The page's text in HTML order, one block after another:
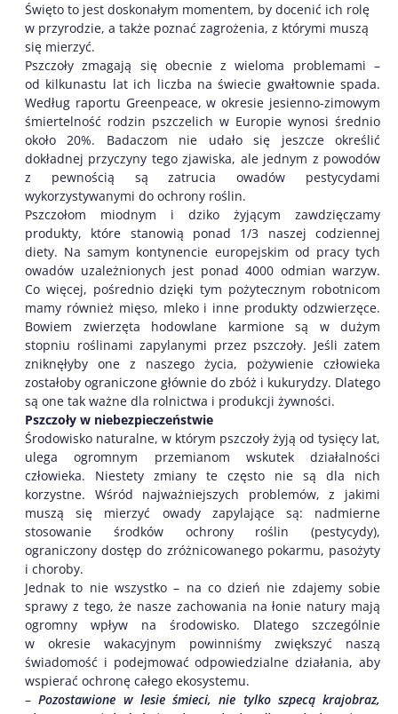
Święto to jest doskonałym momentem, by docenić ich rolę
w przyrodzie, a także poznać zagrożenia, z którymi muszą
się mierzyć.
Pszczoły zmagają się obecnie z wieloma problemami –
od kilkunastu lat ich liczba na świecie gwałtownie spada.
Według raportu Greenpeace, w okresie jesienno-zimowym
śmiertelność rodzin pszczelich w Europie wynosi średnio
około 20%. Badaczom nie udało się jeszcze określić
dokładnej przyczyny tego zjawiska, ale jednym z powodów
z pewnością są zatrucia owadów pestycydami
wykorzystywanymi do ochrony roślin.
Pszczołom miodnym i dziko żyjącym zawdzięczamy
produkty, które stanowią ponad 1/3 naszej codziennej
diety. Na samym kontynencie europejskim od pracy tych
owadów uzależnionych jest ponad 4000 odmian warzyw.
Co więcej, pośrednio dzięki tym pożytecznym robotnicom
mamy również mięso, mleko i inne produkty odzwierzęce.
Bowiem zwierzęta hodowlane karmione są w dużym
stopniu roślinami zapylanymi przez pszczoły. Jeśli zatem
zniknęłyby one z naszego życia, pożywienie człowieka
zostałoby ograniczone głównie do zbóż i kukurydzy. Dlatego
są one tak ważne dla rolnictwa i produkcji żywności.
Pszczoły w niebezpieczeństwie
Środowisko naturalne, w którym pszczoły żyją od tysięcy lat,
ulega ogromnym przemianom wskutek działalności
człowieka. Niestety zmiany te często nie są dla nich
korzystne. Wśród najważniejszych problemów, z jakimi
muszą się mierzyć owady zapylające są: nadmierne
stosowanie środków ochrony roślin (pestycydy),
ograniczony dostęp do zróżnicowanego pokarmu, pasożyty
i choroby.
Jednak to nie wszystko – na co dzień nie zdajemy sobie
sprawy z tego, że nasze zachowania na łonie natury mają
ogromny wpływ na środowisko. Dlatego szczególnie
w okresie wakacyjnym powinniśmy zwiększyć naszą
świadomość i podejmować odpowiedzialne działania, aby
wspierać ochronę całego ekosystemu.
–Pozostawione w lesie śmieci, nie tylko szpecą krajobraz,